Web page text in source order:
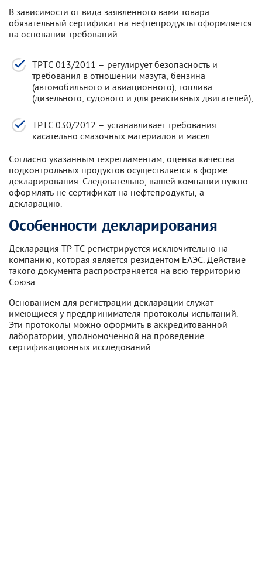
В зависимости от вида заявленного вами товара
обязательный сертификат на нефтепродукты оформляется
на основании требований:
ТРТС 013/2011 – регулирует безопасность и
требования в отношении мазута, бензина
(автомобильного и авиационного), топлива
(дизельного, судового и для реактивных двигателей);
ТРТС 030/2012 – устанавливает требования
касательно смазочных материалов и масел.
Согласно указанным техрегламентам, оценка качества
подконтрольных продуктов осуществляется в форме
декларирования. Следовательно, вашей компании нужно
оформлять не сертификат на нефтепродукты, а
декларацию.
Особенности декларирования
Декларация ТР ТС регистрируется исключительно на
компанию, которая является резидентом ЕАЭС. Действие
такого документа распространяется на всю территорию
Союза.
Основанием для регистрации декларации служат
имеющиеся у предпринимателя протоколы испытаний.
Эти протоколы можно оформить в аккредитованной
лаборатории, уполномоченной на проведение
сертификационных исследований.